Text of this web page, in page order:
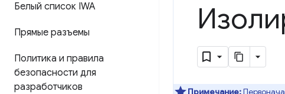
Белый список IWA
Прямые разъемы
Политика и правила
безопасности для
разработчиков
Примечание: